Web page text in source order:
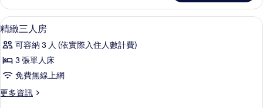
所
有
相
片
Room
(no
parking)
詳
情
顯
示
精
緻
人
1 間臥室、羽絨被、書桌、遮光布/窗簾
4
精緻三人房
可容納 3 人 (依實際入住人數計費)
3 張單人床
免費無線上網
更多資訊
更